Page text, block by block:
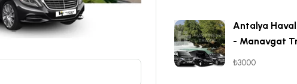
Antalya
- Manavgat
₺3000